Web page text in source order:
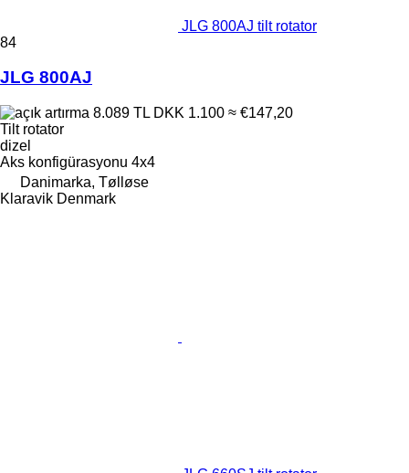
JLG 800AJ tilt rotator
84
JLG 800AJ
8.089 TL DKK 1.100 ≈ €147,20
Tilt rotator
dizel
Aks konfigürasyonu 4x4
Danimarka, Tølløse
Klaravik Denmark